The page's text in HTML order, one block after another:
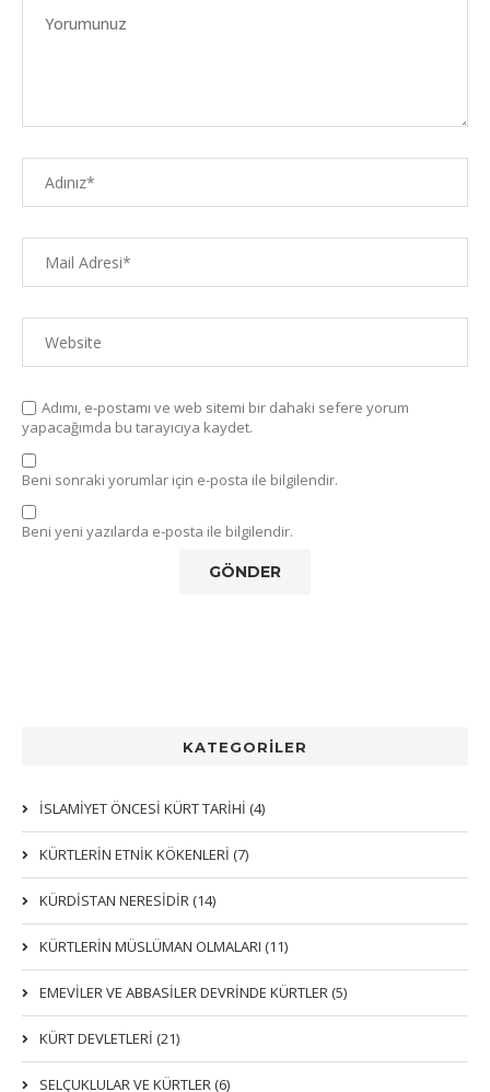
Adımı, e-postamı ve web sitemi bir dahaki sefere yorum
yapacağımda bu tarayıcıya kaydet.
Beni sonraki yorumlar için e-posta ile bilgilendir.
Beni yeni yazılarda e-posta ile bilgilendir.
KATEGORİLER
İSLAMİYET ÖNCESİ KÜRT TARİHİ (4)
KÜRTLERIN ETNIK KÖKENLERI (7)
KÜRDİSTAN NERESİDİR (14)
KÜRTLERİN MÜSLÜMAN OLMALARI (11)
EMEVİLER VE ABBASİLER DEVRİNDE KÜRTLER (5)
KÜRT DEVLETLERİ (21)
SELÇUKLULAR VE KÜRTLER (6)